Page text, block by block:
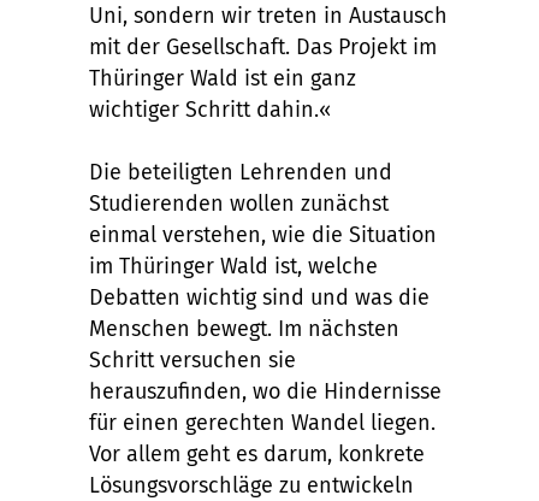
Uni, sondern wir treten in Austausch
mit der Gesellschaft. Das Projekt im
Thüringer Wald ist ein ganz
wichtiger Schritt dahin.«
Die beteiligten Lehrenden und
Studierenden wollen zunächst
einmal verstehen, wie die Situation
im Thüringer Wald ist, welche
Debatten wichtig sind und was die
Menschen bewegt. Im nächsten
Schritt versuchen sie
herauszufinden, wo die Hindernisse
für einen gerechten Wandel liegen.
Vor allem geht es darum, konkrete
Lösungsvorschläge zu entwickeln